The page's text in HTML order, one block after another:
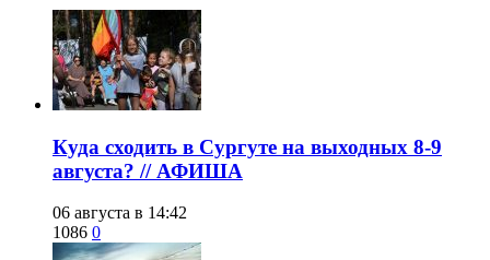
​Куда сходить в Сургуте на выходных 8-9
августа? // АФИША
06 августа в 14:42
1086 0